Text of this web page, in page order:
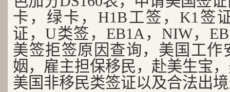
卡，绿卡，H1B工签，K1签
证，U类签，EB1A，NIW，
美签拒签原因查询，美国工作
姻，雇主担保移民，赴美生宝
美国非移民类签证以及合法出